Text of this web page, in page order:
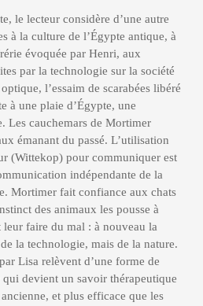
le lecteur considère d’une autre
à la culture de l’Égypte antique, à
évoquée par Henri, aux
par la technologie sur la société
l’essaim de scarabées libéré
à une plaie d’Égypte, une
Les cauchemars de Mortimer
émanant du passé. L’utilisation
(Wittekop) pour communiquer est
indépendante de la
Mortimer fait confiance aux chats
des animaux les pousse à
faire du mal : à nouveau la
la technologie, mais de la nature.
Lisa relèvent d’une forme de
devient un savoir thérapeutique
et plus efficace que les